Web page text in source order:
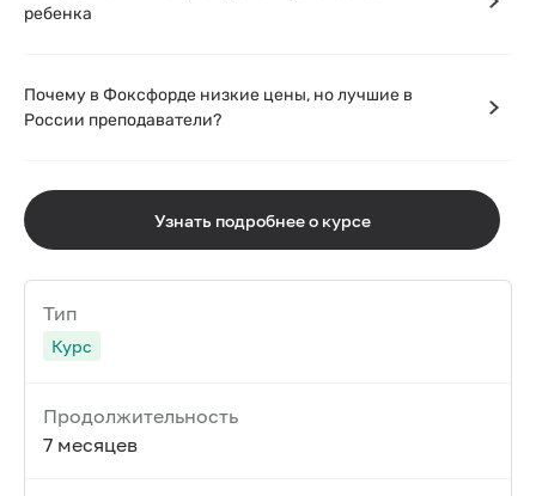
ребенка
Почему в Фоксфорде низкие цены, но лучшие в
России преподаватели?
Узнать подробнее о курсе
Тип
Курс
Продолжительность
7 месяцев